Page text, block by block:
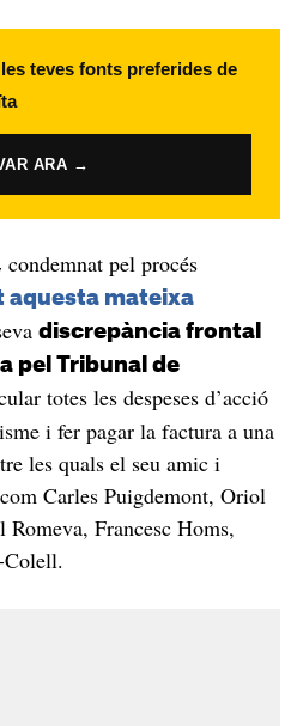
teves fonts preferides de
ARA →
condemnat pel procés
aquesta mateixa
discrepància frontal
pel Tribunal de
totes les despeses d’acció
i fer pagar la factura a una
les quals el seu amic i
Carles Puigdemont, Oriol
Francesc Homs,